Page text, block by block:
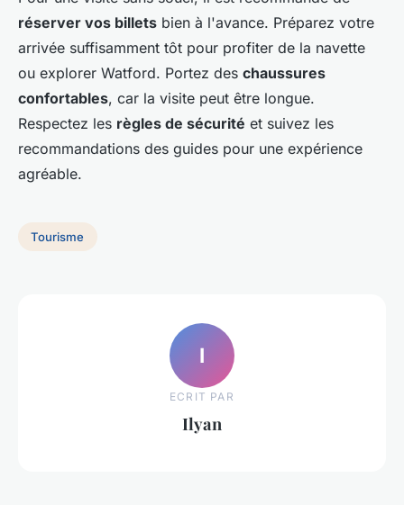
réserver vos billets bien à l'avance. Préparez votre
arrivée suffisamment tôt pour profiter de la navette
ou explorer Watford. Portez des chaussures
confortables, car la visite peut être longue.
Respectez les règles de sécurité et suivez les
recommandations des guides pour une expérience
agréable.
Tourisme
I
ECRIT PAR
Ilyan